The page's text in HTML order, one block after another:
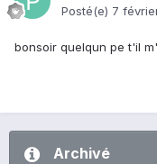
Posté(e) 7
bonsoir quelqun pe t'il
Archivé